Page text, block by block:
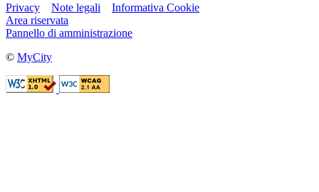
Privacy Note legali
Informativa Cookie
Area riservata
Pannello di amministrazione
© MyCity